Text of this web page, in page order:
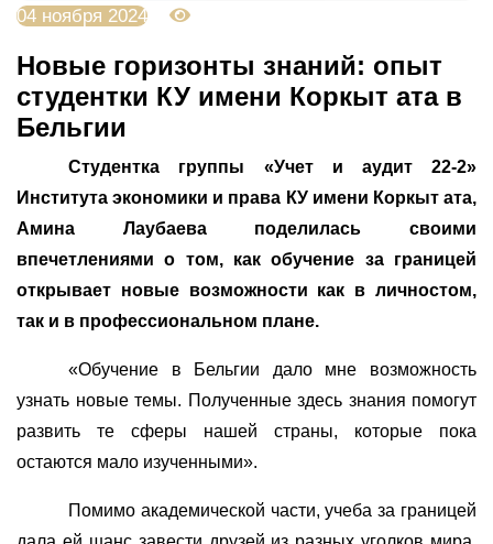
04 ноября 2024
Новые горизонты знаний: опыт
студентки КУ имени Коркыт ата в
Бельгии
Студентка группы «Учет и аудит 22-2»
Института экономики и права КУ имени Коркыт ата,
Амина Лаубаева поделилась своими
впечетлениями о том, как обучение за границей
открывает новые возможности как в личностом,
так и в профессиональном плане.
«Обучение в Бельгии дало мне возможность
узнать новые темы. Полученные здесь знания помогут
развить те сферы нашей страны, которые пока
остаются мало изученными».
Помимо академической части, учеба за границей